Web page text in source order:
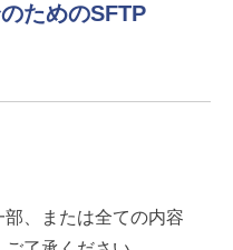
ためのSFTP
、または全ての内容